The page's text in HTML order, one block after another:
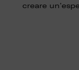
creare